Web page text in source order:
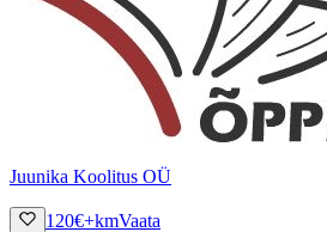
Juunika Koolitus OÜ
120€+kmVaata